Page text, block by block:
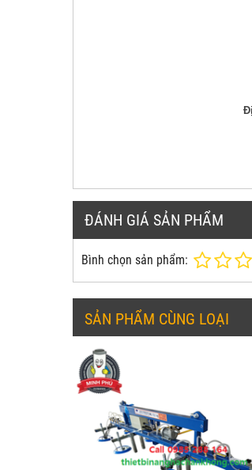
ĐÁNH GIÁ SẢN PHẨM
Bình chọn sản phẩm:
SẢN PHẨM CÙNG LOẠI